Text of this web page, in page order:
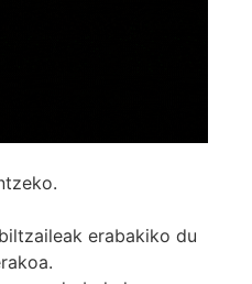
erabakiko du